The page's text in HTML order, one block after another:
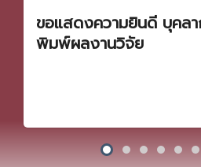
ขอแสดงความยินดี บุคลา
พิมพ์ผลงานวิจัย